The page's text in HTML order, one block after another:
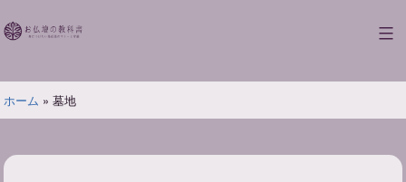
ン
ツ
へ
キ
お
壇
の
教
書
ホーム » 墓地